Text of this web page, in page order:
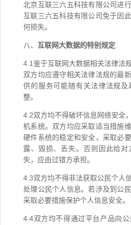
北京互联三六五科技有限公司进
互联三六五科技有限公司免于因
何损失。
八、 互联网大数据的特别规定
4.1鉴于互联网大数据相关法律法
双方均应遵守相关法律法规的最
供的服务可能随有关法律法规及
整。
4.2双方均不得破坏信息网络安全
机系统。双方均应采取适当措施
硬件系统的稳定和安全，采取必
露、毁损、丢失。否则因此给
失，应由过错方承担。
4.3双方均不得非法获取公民个人
处理公民个人信息。若涉及到公
采取必要措施保护个人信息安全。
4.4双方均不得通过平台产品向